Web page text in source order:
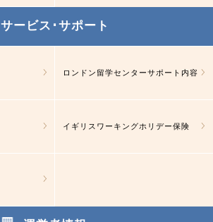
サービス･サポート
ロンドン留学センターサポート内容
イギリスワーキングホリデー保険